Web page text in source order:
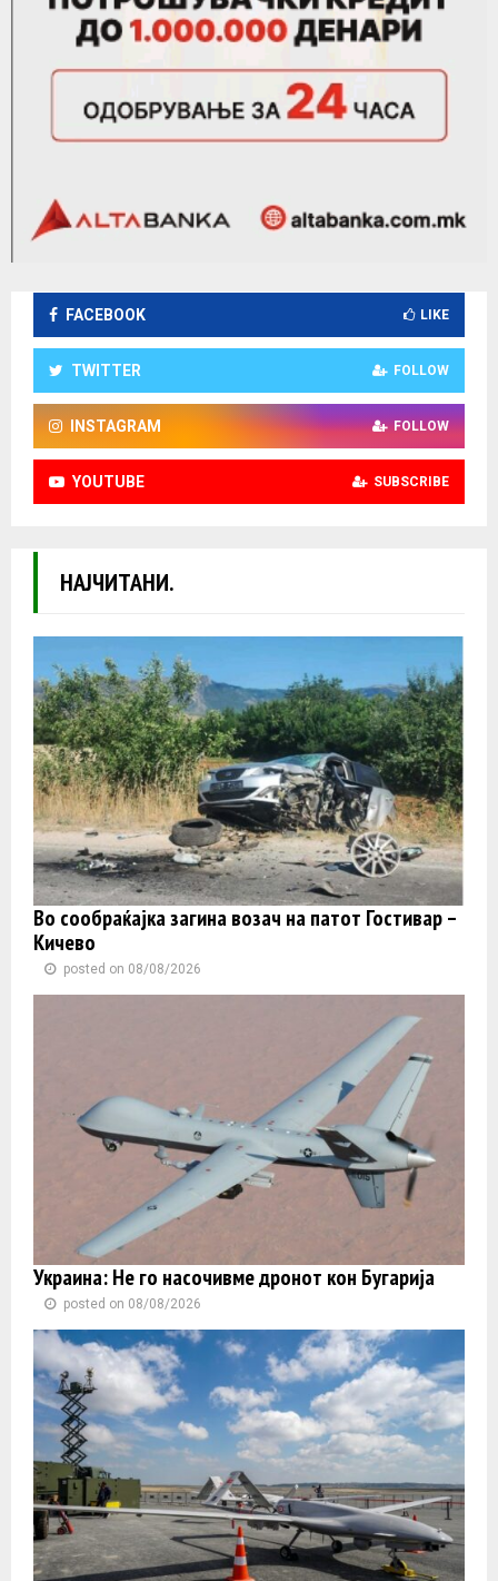
FACEBOOK LIKE
TWITTER FOLLOW
INSTAGRAM FOLLOW
YOUTUBE SUBSCRIBE
НАЈЧИТАНИ.
Во сообраќајка загина возач на патот Гостивар –
Кичево
posted on 08/08/2026
Украина: Не го насочивме дронот кон Бугарија
posted on 08/08/2026